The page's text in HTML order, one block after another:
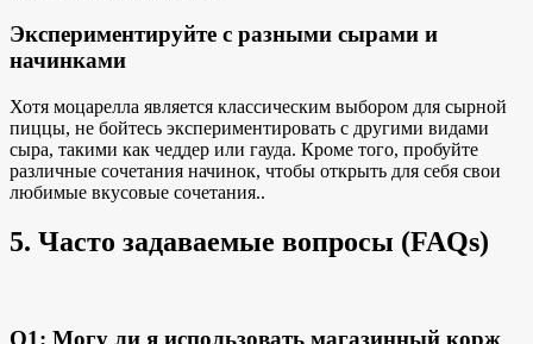
Экспериментируйте с разными сырами и
начинками
Хотя моцарелла является классическим выбором для сырной
пиццы, не бойтесь экспериментировать с другими видами
сыра, такими как чеддер или гауда. Кроме того, пробуйте
различные сочетания начинок, чтобы открыть для себя свои
любимые вкусовые сочетания..
5. Часто задаваемые вопросы (FAQs)
Q1: Могу ли я использовать магазинный корж